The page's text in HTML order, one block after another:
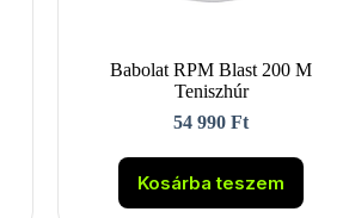
Babolat RPM Blast 200 M
Teniszhúr
54 990Ft
Kosárba teszem